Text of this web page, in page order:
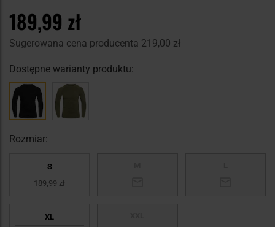
189,99 zł
Sugerowana cena producenta 219,00 zł
Dostępne warianty produktu:
Rozmiar:
S
189,99 zł
XL